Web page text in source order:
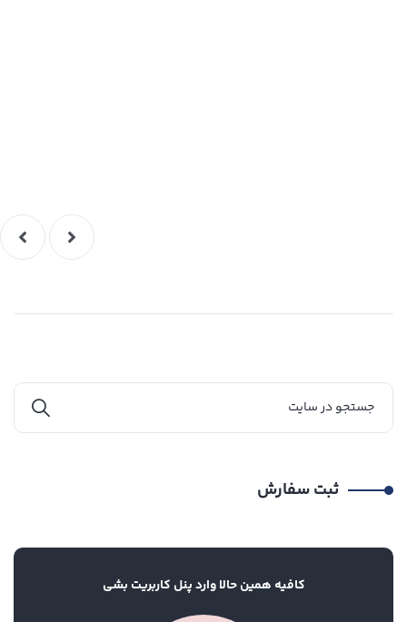
ثبت سفارش
کافیه همین حالا وارد پنل کاربریت بشی